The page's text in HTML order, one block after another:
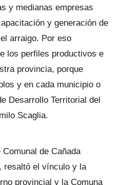
y medianas empresas
y generación de
arraigo. Por eso
los perfiles productivos e
provincia, porque
y en cada municipio o
Desarrollo Territorial del
Scaglia.
de Cañada
resaltó el vínculo y la
provincial y la Comuna